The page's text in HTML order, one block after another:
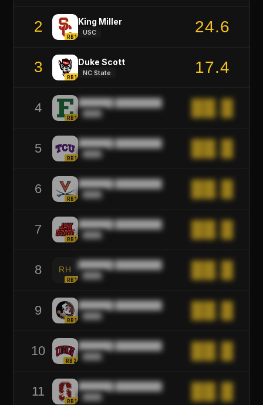
2
RB1
King Miller
USC 24.6
3
RB1
Duke Scott
NC State 17.4
4
RB1
██████ ████████
████
5
RB1
██████ ████████
████
6
RB1
██████ ████████
████
7
RB1
██████ ████████
████
8 RH
RB1
██████ ████████
████
9
RB1
██████ ████████
████
10
RB2
██████ ████████
████
11
RB1
██████ ████████
████